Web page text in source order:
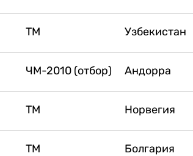
ТМ Узбекистан
ЧМ-2010 (отбор) Андорра
ТМ Норвегия
ТМ Болгария